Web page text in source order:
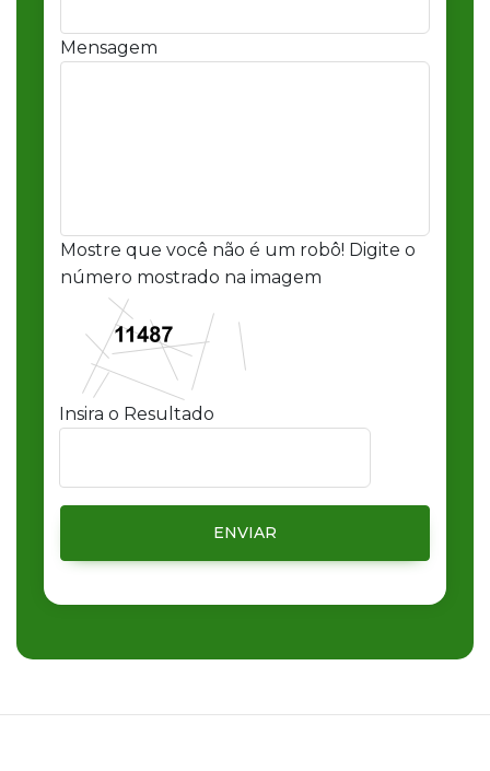
Mensagem
Mostre que você não é um robô! Digite o
número mostrado na imagem
Insira o Resultado
ENVIAR